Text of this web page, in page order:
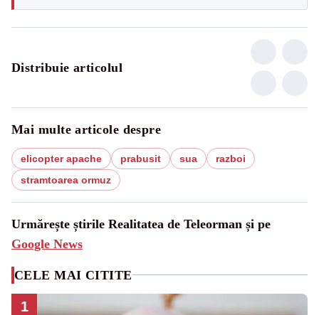
Distribuie articolul
Mai multe articole despre
elicopter apache prabusit sua
razboi
stramtoarea ormuz
Urmărește știrile Realitatea de Teleorman și pe
Google News
CELE MAI CITITE
1